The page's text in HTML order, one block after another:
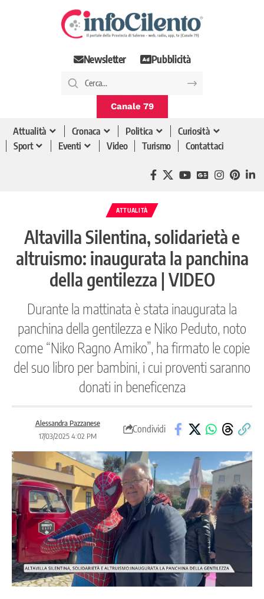
Newsletter Pubblicità
Canale 79
Attualità Cronaca Politica
Curiosità
Sport
Eventi Video Turismo Contattaci
ATTUALITÀ
Altavilla Silentina, solidarietà e
altruismo: inaugurata la panchina
della gentilezza | VIDEO
Durante la mattinata è stata inaugurata la
panchina della gentilezza e Niko Peduto, noto
come “Niko Ragno Amiko”, ha firmato le copie
del suo libro per bambini, i cui proventi saranno
donati in beneficenza
Alessandra Pazzanese
17/03/2025 4:02 PM
Condividi